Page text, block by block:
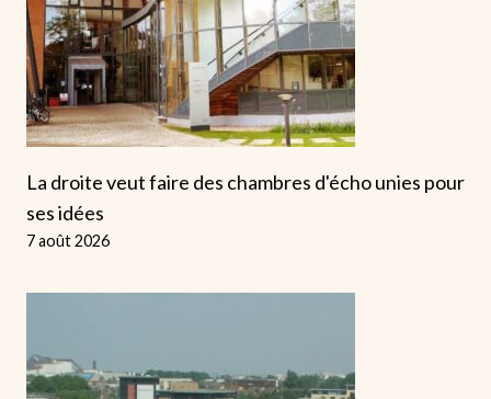
La droite veut faire des chambres d'écho unies pour
ses idées
7 août 2026